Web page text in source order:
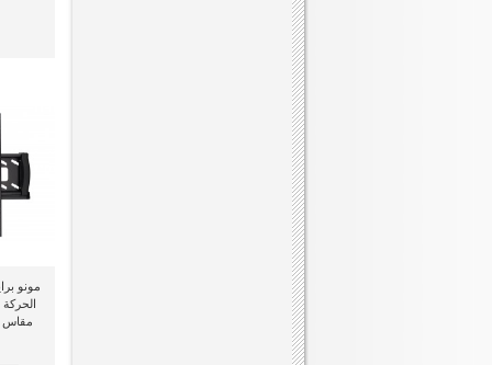
مقاس 32 بوصة إلى 55 بوصة